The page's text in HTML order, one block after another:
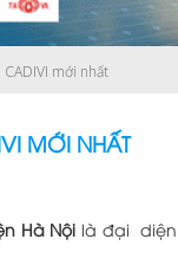
CADIVI mới nhất
MỚI NHẤT
Hà Nội là đại diện